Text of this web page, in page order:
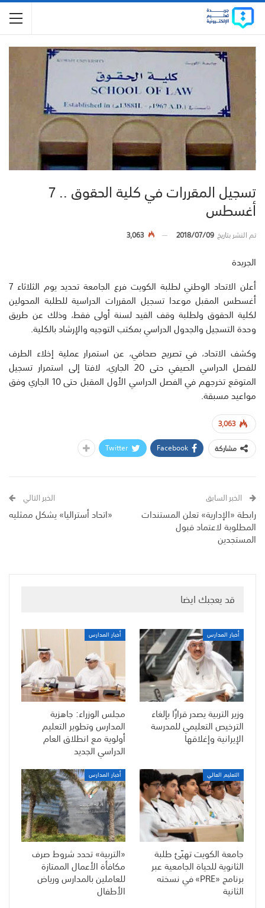
تسجيل المقررات في كلية الحقوق .. 7
أغسطس
تم النشر بتاريخ2018/07/09
3,063
الجريدة
أعلن الاتحاد الوطني لطلبة الكويت فرع الجامعة تحديد يوم الثلاثاء 7
أغسطس المقبل موعدا تسجيل المقررات الدراسية للطلبة المحولين
لكلية الحقوق ولطلبة وقف القيد لسنة أولى فقط، وذلك عن طريق
وحدة التسجيل والجدول الدراسي بمكتب التوجيه والإرشاد بالكلية.
وكشف الاتحاد، في تصريح صحافي، عن استمرار عملية إخلاء الطرف
للفصل الدراسي الصيفي حتى 20 الجاري، لافتا إلى استمرار تسجيل
المتوقع تخرجهم في الفصل الدراسي الأول المقبل حتى 10 الجاري وفق
مواعيد مسبقة.
3,063
مشاركة
Facebook
Twitter
الخبر السابق
رابطة «الإدارية» تعلن المستندات
المطلوبة لاعتماد قبول
المستجدين
الخبر التالي
«اتحاد أستراليا» يشكل ممثليه
قد يعجبك ايضا
أخبار المدارس
وزير التربية يصدر قرارًا بإلغاء
الترخيص التعليمي للمدرسة
الإيرانية وإغلاقها
أخبار المدارس
مجلس الوزراء: جاهزية
المدارس وتطوير التعليم
أولوية مع انطلاق العام
الدراسي الجديد
التعليم العالي
جامعة الكويت تهيّئ طلبة
الثانوية للحياة الجامعية عبر
برنامج «PRE» في نسخته
الثانية
أخبار المدارس
«التربية» تحدد شروط صرف
مكافأة الأعمال الممتازة
للعاملين بالمدارس ورياض
الأطفال